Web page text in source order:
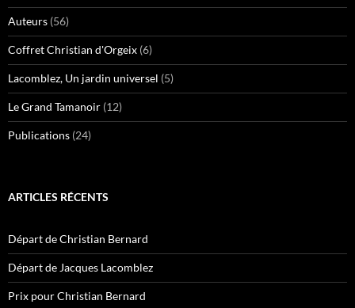
Auteurs (56)
Coffret Christian d'Orgeix (6)
Lacomblez, Un jardin universel (5)
Le Grand Tamanoir (12)
Publications (24)
ARTICLES RÉCENTS
Départ de Christian Bernard
Départ de Jacques Lacomblez
Prix pour Christian Bernard